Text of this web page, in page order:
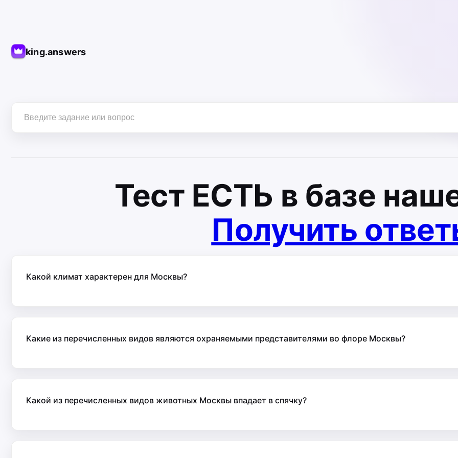
king.answers
Тест ЕСТЬ в базе
Получить
Какой климат характерен для Москвы?
Какие из перечисленных видов являются охраняемыми представителями во флоре Москвы?
Какой из перечисленных видов животных Москвы впадает в спячку?